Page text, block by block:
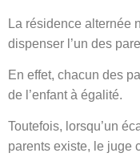
La résidence alternée
dispenser l’un des
En effet, chacun des
de l’enfant à égalité.
Toutefois, lorsqu’un
parents existe, le juge